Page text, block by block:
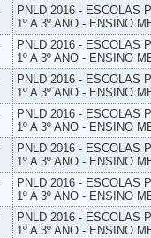
PNLD 2016 - ESCOLAS
1º A 3º ANO - ENSINO
PNLD 2016 - ESCOLAS
1º A 3º ANO - ENSINO
PNLD 2016 - ESCOLAS
1º A 3º ANO - ENSINO
PNLD 2016 - ESCOLAS
1º A 3º ANO - ENSINO
PNLD 2016 - ESCOLAS
1º A 3º ANO - ENSINO
PNLD 2016 - ESCOLAS
1º A 3º ANO - ENSINO
PNLD 2016 - ESCOLAS
1º A 3º ANO - ENSINO